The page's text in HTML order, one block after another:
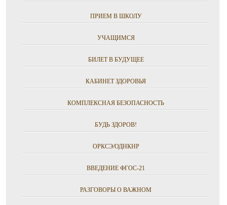
ПРИЕМ В ШКОЛУ
УЧАЩИМСЯ
БИЛЕТ В БУДУЩЕЕ
КАБИНЕТ ЗДОРОВЬЯ
КОМПЛЕКСНАЯ БЕЗОПАСНОСТЬ
БУДЬ ЗДОРОВ!
ОРКСЭ/ОДНКНР
ВВЕДЕНИЕ ФГОС-21
РАЗГОВОРЫ О ВАЖНОМ